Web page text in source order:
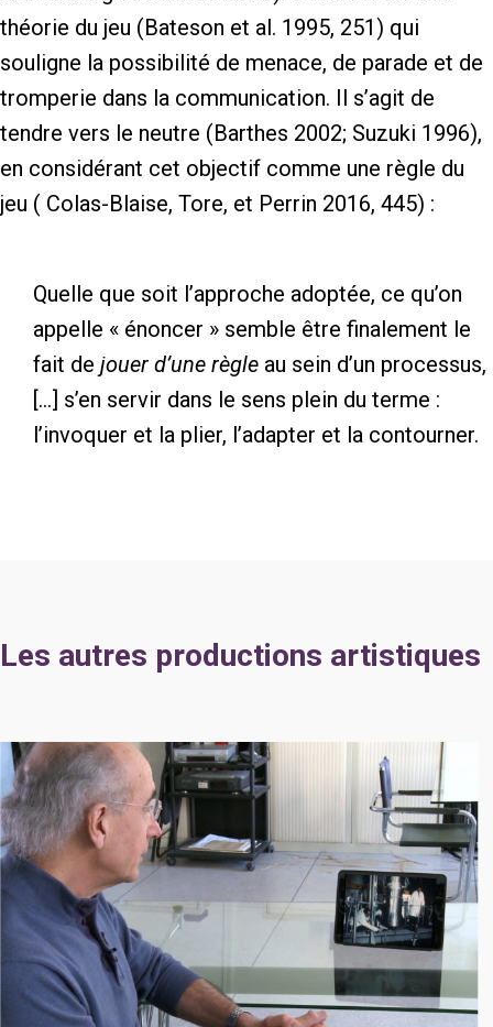
théorie du jeu (Bateson et al. 1995, 251) qui
souligne la possibilité de menace, de parade et de
tromperie dans la communication. Il s’agit de
tendre vers le neutre (Barthes 2002; Suzuki 1996),
en considérant cet objectif comme une règle du
jeu ( Colas-Blaise, Tore, et Perrin 2016, 445) :
Quelle que soit l’approche adoptée, ce qu’on
appelle « énoncer » semble être finalement le
fait de jouer d’une règle au sein d’un processus,
[…] s’en servir dans le sens plein du terme :
l’invoquer et la plier, l’adapter et la contourner.
Les autres productions artistiques